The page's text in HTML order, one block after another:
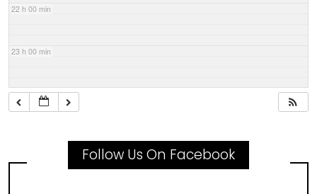
22 h 00 min
23 h 00 min
Follow Us On Facebook